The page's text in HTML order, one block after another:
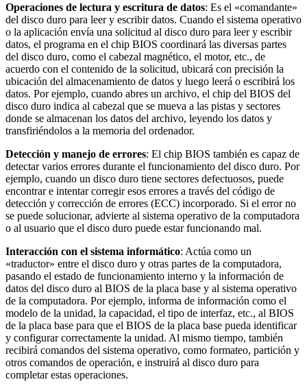
Operaciones de lectura y escritura de datos: Es el «comandante»
del disco duro para leer y escribir datos. Cuando el sistema operativo
o la aplicación envía una solicitud al disco duro para leer y escribir
datos, el programa en el chip BIOS coordinará las diversas partes
del disco duro, como el cabezal magnético, el motor, etc., de
acuerdo con el contenido de la solicitud, ubicará con precisión la
ubicación del almacenamiento de datos y luego leerá o escribirá los
datos. Por ejemplo, cuando abres un archivo, el chip del BIOS del
disco duro indica al cabezal que se mueva a las pistas y sectores
donde se almacenan los datos del archivo, leyendo los datos y
transfiriéndolos a la memoria del ordenador.
Detección y manejo de errores: El chip BIOS también es capaz de
detectar varios errores durante el funcionamiento del disco duro. Por
ejemplo, cuando un disco duro tiene sectores defectuosos, puede
encontrar e intentar corregir esos errores a través del código de
detección y corrección de errores (ECC) incorporado. Si el error no
se puede solucionar, advierte al sistema operativo de la computadora
o al usuario que el disco duro puede estar funcionando mal.
Interacción con el sistema informático: Actúa como un
«traductor» entre el disco duro y otras partes de la computadora,
pasando el estado de funcionamiento interno y la información de
datos del disco duro al BIOS de la placa base y al sistema operativo
de la computadora. Por ejemplo, informa de información como el
modelo de la unidad, la capacidad, el tipo de interfaz, etc., al BIOS
de la placa base para que el BIOS de la placa base pueda identificar
y configurar correctamente la unidad. Al mismo tiempo, también
recibirá comandos del sistema operativo, como formateo, partición y
otros comandos de operación, e instruirá al disco duro para
completar estas operaciones.